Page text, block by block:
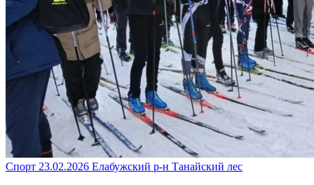
Спорт 23.02.2026 Елабужский р-н Танайский лес